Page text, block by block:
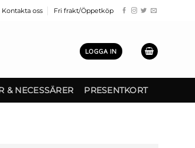
Kontakta oss Fri frakt/Öppetköp
LOGGA IN
& NECESSÄRER PRESENTKORT